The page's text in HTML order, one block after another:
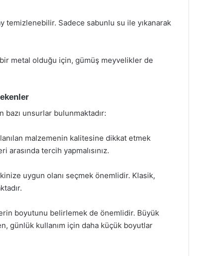
Sadece sabunlu su ile yıkanarak
metal olduğu için, gümüş meyvelikler de
bazı unsurlar bulunmaktadır:
malzemenin kalitesine dikkat etmek
tercih yapmalısınız.
uygun olanı seçmek önemlidir. Klasik,
boyutunu belirlemek de önemlidir. Büyük
günlük kullanım için daha küçük boyutlar